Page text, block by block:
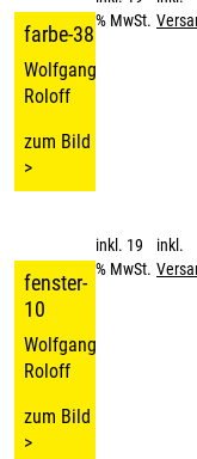
farbe-38
Wolfgang
Roloff
zum Bild
>
% MwSt.
fenster-
10
Wolfgang
Roloff
zum Bild
>
inkl. 19
% MwSt.
inkl.